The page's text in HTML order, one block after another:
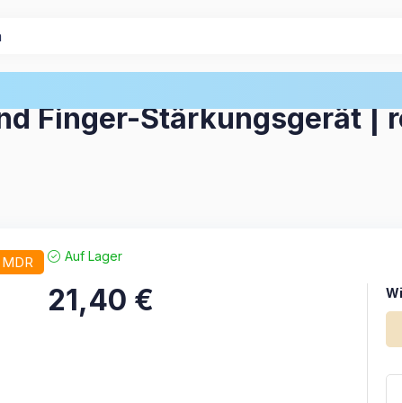
Finger-Stärkungsgerät |
Auf Lager
21,40 €